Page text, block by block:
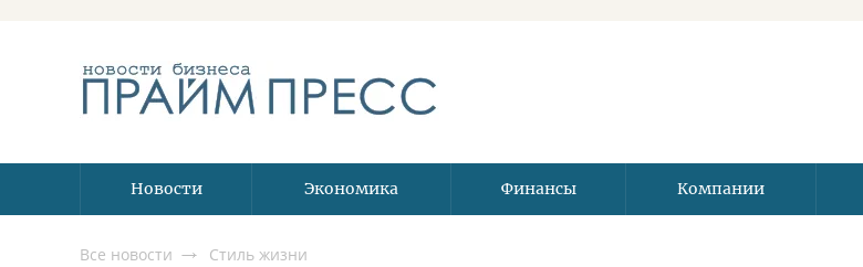
Новости Экономика Финансы Компании
Все новости Стиль жизни